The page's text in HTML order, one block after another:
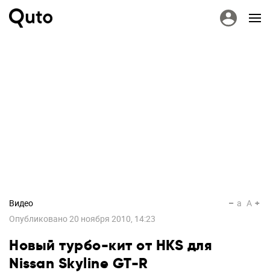
Видео
Опубликовано20 ноября 2010, 14:23
a A
Новый турбо-кит от HKS для
Nissan Skyline GT-R